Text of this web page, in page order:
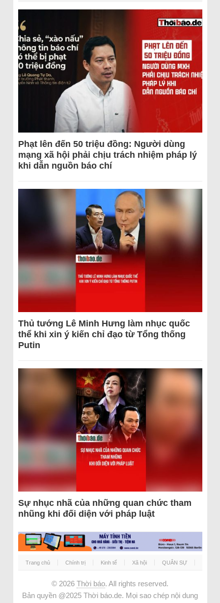
Phạt lên đến 50 triệu đồng: Người dùng
mạng xã hội phải chịu trách nhiệm pháp lý
khi dẫn nguồn báo chí
Thủ tướng Lê Minh Hưng làm nhục quốc
thể khi xin ý kiến chỉ đạo từ Tổng thống
Putin
Sự nhục nhã của những quan chức tham
nhũng khi đối diện với pháp luật
Trang chủ Chính trị Kinh tế Xã hội QUÂN SỰ
© 2026 Thời báo. All rights reserved.
Bản quyền @2025 Thời báo.de. Mọi sao chép nội dung